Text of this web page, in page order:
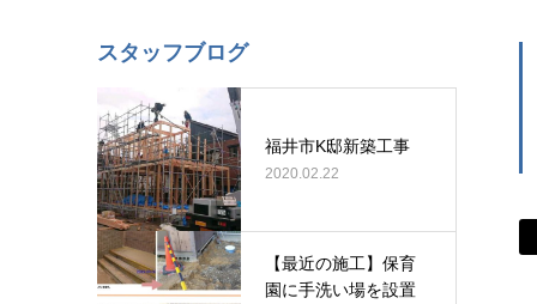
スタッフブログ
福井市K邸新築工事
2020.02.22
【最近の施工】保育
園に手洗い場を設置